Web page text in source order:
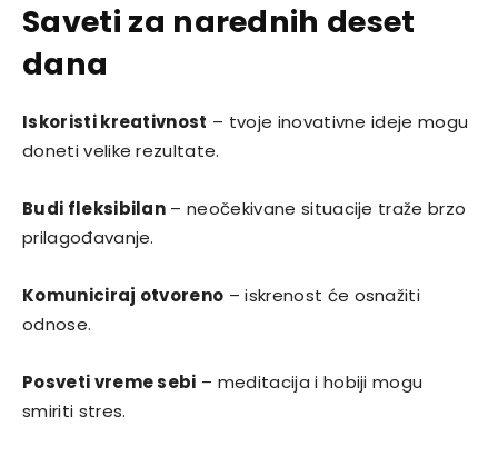
Saveti za narednih deset
dana
Iskoristi kreativnost – tvoje inovativne ideje mogu
doneti velike rezultate.
Budi fleksibilan – neočekivane situacije traže brzo
prilagođavanje.
Komuniciraj otvoreno – iskrenost će osnažiti
odnose.
Posveti vreme sebi – meditacija i hobiji mogu
smiriti stres.